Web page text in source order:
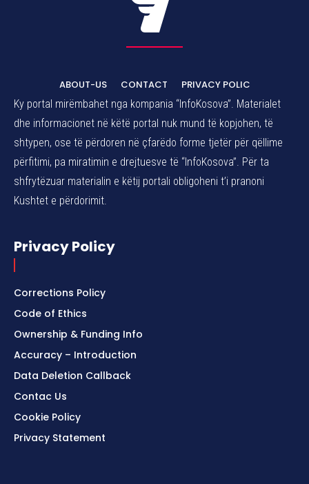
ABOUT-US CONTACT
PRIVACY POLIC
Ky portal mirëmbahet nga kompania “InfoKosova”. Materialet
dhe informacionet në këtë portal nuk mund të kopjohen, të
shtypen, ose të përdoren në çfarëdo forme tjetër për qëllime
përfitimi, pa miratimin e drejtuesve të “InfoKosova”. Për ta
shfrytëzuar materialin e këtij portali obligoheni t’i pranoni
Kushtet e përdorimit.
Privacy Policy
Corrections Policy
Code of Ethics
Ownership & Funding Info
Accuracy – Introduction
Data Deletion Callback
Contac Us
Cookie Policy
Privacy Statement